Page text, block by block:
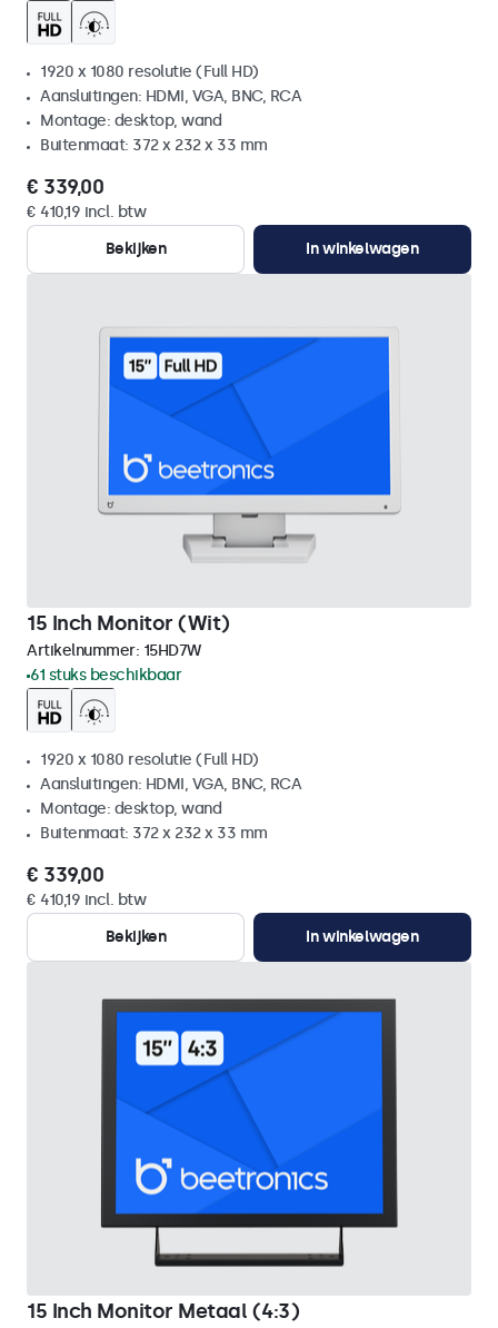
1920 x 1080 resolutie (Full HD)
Aansluitingen: HDMI, VGA, BNC, RCA
Montage: desktop, wand
Buitenmaat: 372 x 232 x 33 mm
€ 339,00
€ 410,19 incl. btw
Bekijken
In winkelwagen
15 Inch Monitor (Wit)
Artikelnummer: 15HD7W
61 stuks beschikbaar
1920 x 1080 resolutie (Full HD)
Aansluitingen: HDMI, VGA, BNC, RCA
Montage: desktop, wand
Buitenmaat: 372 x 232 x 33 mm
€ 339,00
€ 410,19 incl. btw
Bekijken
In winkelwagen
15 Inch Monitor Metaal (4:3)